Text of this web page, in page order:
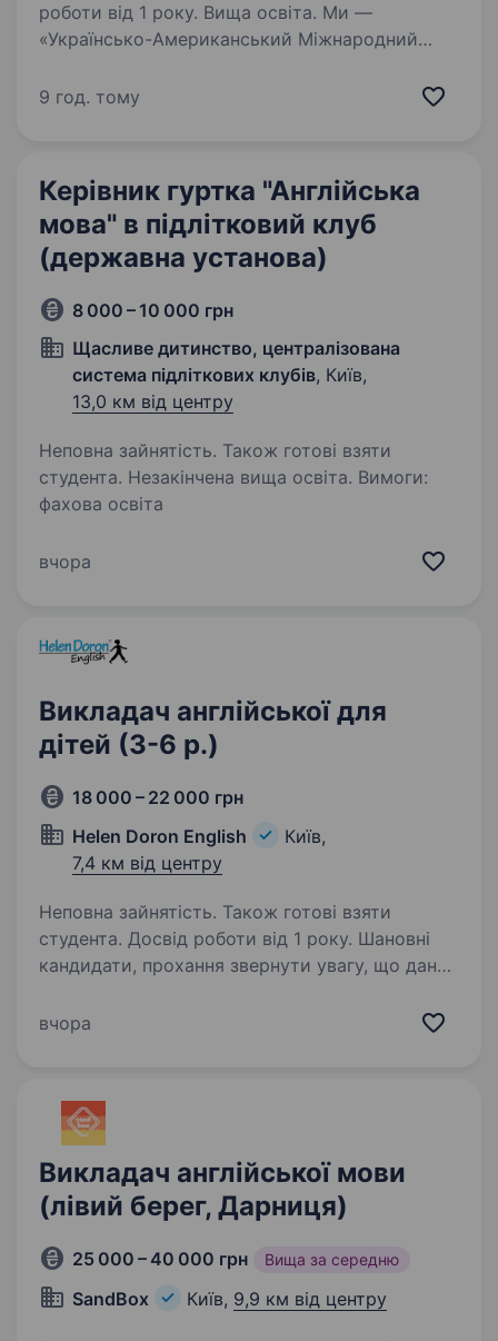
роботи від 1 року. Вища освіта. Ми —
«Українсько-Американський Міжнародний
заклад, який поєднує найкращі традиції
9 год. тому
Керівник гуртка "Англійська
мова" в підлітковий клуб
(державна установа)
8 000 – 10 000 грн
Щасливе дитинство, централізована
система підліткових клубів, Київ,
13,0 км від центру
Неповна зайнятість. Також готові взяти
студента. Незакінчена вища освіта. Вимоги:
фахова освіта
вчора
Викладач англійської для
дітей (3-6 р.)
18 000 – 22 000 грн
Helen Doron English
Київ,
7,4 км від центру
Неповна зайнятість. Також готові взяти
студента. Досвід роботи від 1 року. Шановні
кандидати, прохання звернути увагу, що дана
роботи з дітьми. Обов’язки: проведення занять
вчора
Викладач англійської мови
(лівий берег, Дарниця)
25 000 – 40 000 грн Вища за середню
SandBox Київ, 9,9 км від центру